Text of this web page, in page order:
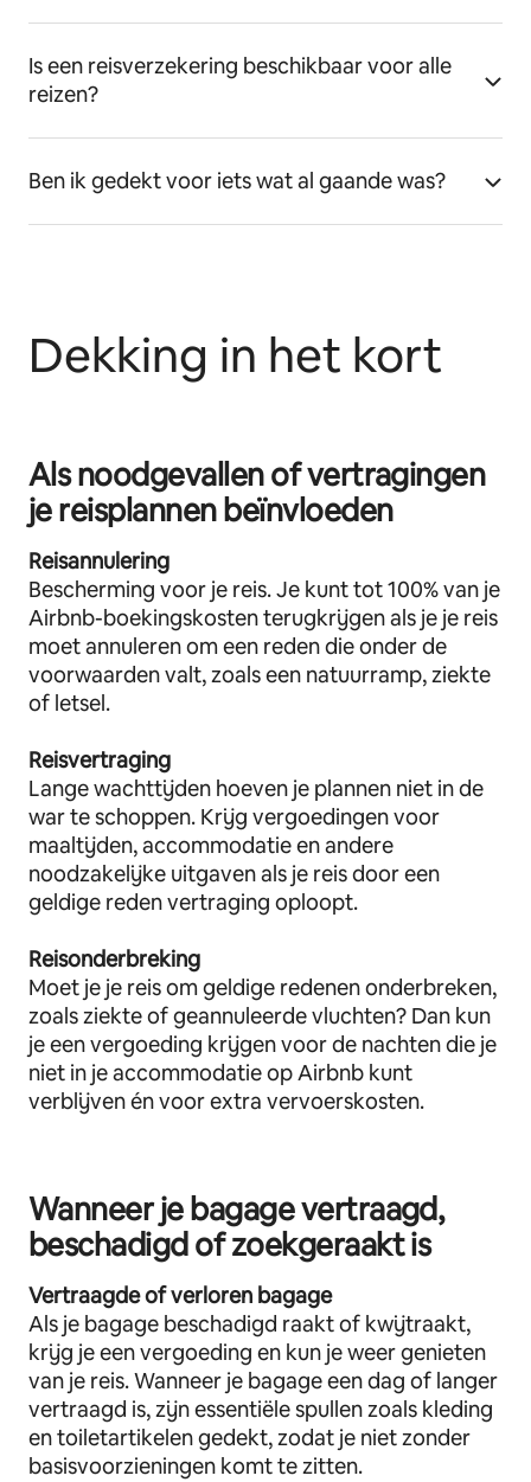
Is een reisverzekering beschikbaar voor alle
reizen?
Ben ik gedekt voor iets wat al gaande was?
Dekking in het kort
Als noodgevallen of vertragingen
je reisplannen beïnvloeden
Reisannulering
Bescherming voor je reis. Je kunt tot 100% van je
Airbnb-boekingskosten terugkrijgen als je je reis
moet annuleren om een reden die onder de
voorwaarden valt, zoals een natuurramp, ziekte
of letsel.
Reisvertraging
Lange wachttijden hoeven je plannen niet in de
war te schoppen. Krijg vergoedingen voor
maaltijden, accommodatie en andere
noodzakelijke uitgaven als je reis door een
geldige reden vertraging oploopt.
Reisonderbreking
Moet je je reis om geldige redenen onderbreken,
zoals ziekte of geannuleerde vluchten? Dan kun
je een vergoeding krijgen voor de nachten die je
niet in je accommodatie op Airbnb kunt
verblijven én voor extra vervoerskosten.
Wanneer je bagage vertraagd,
beschadigd of zoekgeraakt is
Vertraagde of verloren bagage
Als je bagage beschadigd raakt of kwijtraakt,
krijg je een vergoeding en kun je weer genieten
van je reis. Wanneer je bagage een dag of langer
vertraagd is, zijn essentiële spullen zoals kleding
en toiletartikelen gedekt, zodat je niet zonder
basisvoorzieningen komt te zitten.